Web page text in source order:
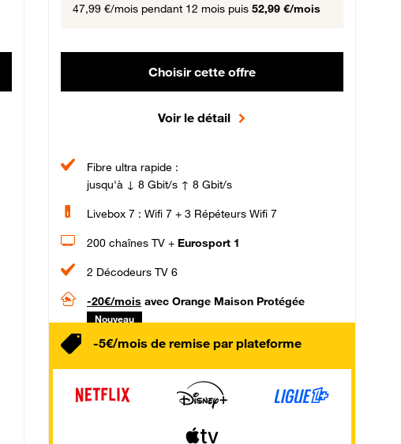
47,99 €/mois pendant 12 mois puis 52,99 €/mois
Choisir cette offre
Voir le détail
Fibre ultra rapide :
jusqu'à ↓ 8 Gbit/s ↑ 8 Gbit/s
Livebox 7 : Wifi 7 + 3 Répéteurs Wifi 7
200 chaînes TV + Eurosport 1
2 Décodeurs TV 6
-20€/mois avec Orange Maison Protégée
Nouveau
-5€/mois de remise par plateforme